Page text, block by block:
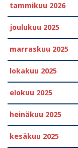
tammikuu 2026
joulukuu 2025
marraskuu 2025
lokakuu 2025
elokuu 2025
heinäkuu 2025
kesäkuu 2025